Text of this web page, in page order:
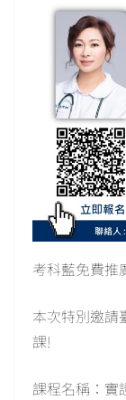
考科藍免費推
本次特別邀請
課!
課程名稱：實